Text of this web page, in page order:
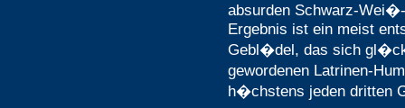
absurden Schwarz-
Ergebnis ist ein meist
Gebl�del, das sich
gewordenen Latrinen-
h�chstens jeden dritten